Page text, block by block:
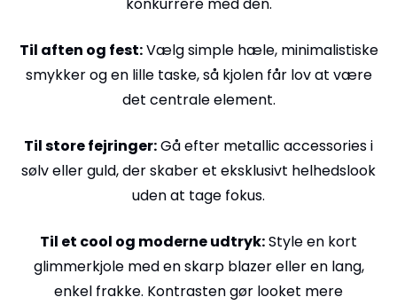
Til aften og fest:Vælg simple hæle, minimalistiske
smykker og en lille taske, så kjolen får lov at være
det centrale element.
Til store fejringer:Gå efter metallic accessories i
sølv eller guld, der skaber et eksklusivt helhedslook
uden at tage fokus.
Til et cool og moderne udtryk:Style en kort
glimmerkjole med en skarp blazer eller en lang,
enkel frakke. Kontrasten gør looket mere